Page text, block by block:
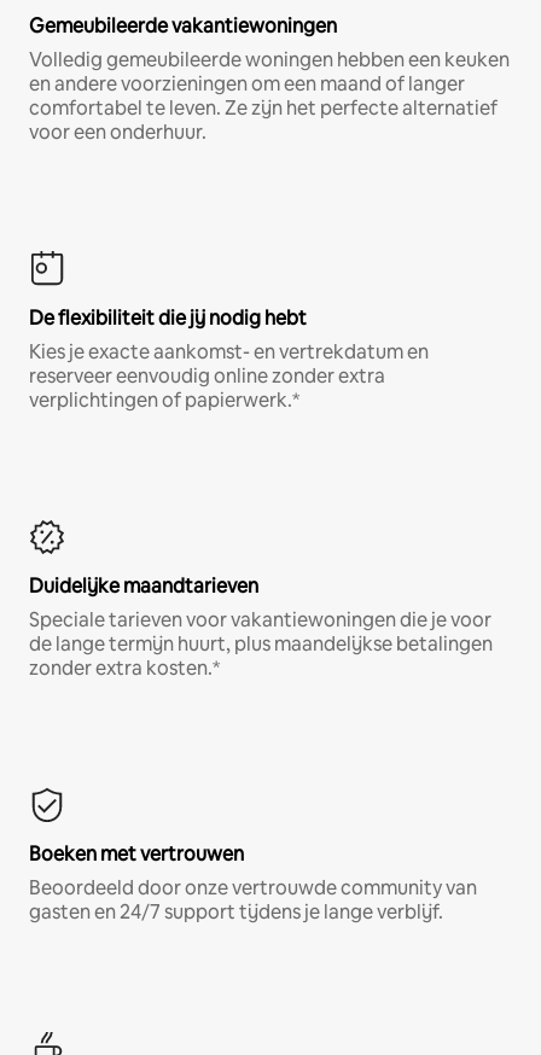
Gemeubileerde vakantiewoningen
Volledig gemeubileerde woningen hebben een keuken
en andere voorzieningen om een maand of langer
comfortabel te leven. Ze zijn het perfecte alternatief
voor een onderhuur.
De flexibiliteit die jij nodig hebt
Kies je exacte aankomst- en vertrekdatum en
reserveer eenvoudig online zonder extra
verplichtingen of papierwerk.*
Duidelijke maandtarieven
Speciale tarieven voor vakantiewoningen die je voor
de lange termijn huurt, plus maandelijkse betalingen
zonder extra kosten.*
Boeken met vertrouwen
Beoordeeld door onze vertrouwde community van
gasten en 24/7 support tijdens je lange verblijf.